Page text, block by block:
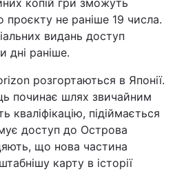
не раніше 19 числа.
видань доступ
дні раніше.
розгортаються в Японії.
починає шлях звичайним
кваліфікацію, підіймається
доступ до Острова
що нова частина
карту в історії